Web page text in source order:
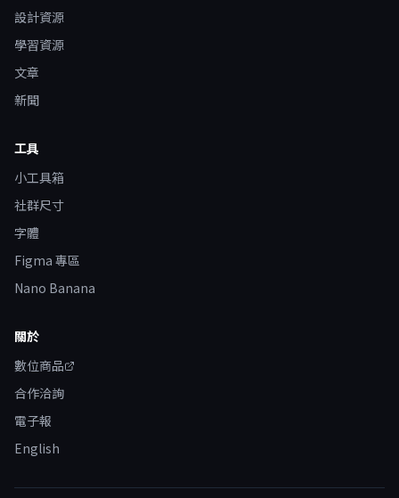
設計資源
學習資源
文章
新聞
工具
小工具箱
社群尺寸
字體
Figma 專區
Nano Banana
關於
數位商品
合作洽詢
電子報
English